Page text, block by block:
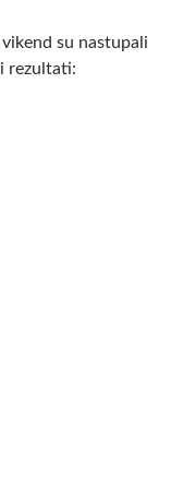
su nastupali
rezultati: